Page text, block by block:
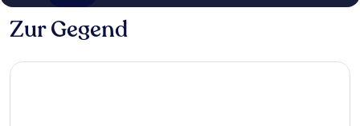
Zur Gegend